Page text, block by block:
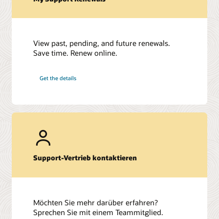
View past, pending, and future renewals.
Save time. Renew online.
Get the details
Support-Vertrieb kontaktieren
Möchten Sie mehr darüber erfahren?
Sprechen Sie mit einem Teammitglied.